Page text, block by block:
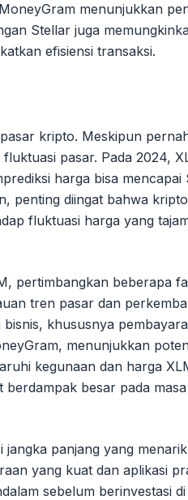
menunjukkan
Stellar juga
efisiensi transaksi.
kripto. Meskipun
pasar. Pada 2024,
harga bisa mencapai
penting diingat bahwa
fluktuasi harga yang
pertimbangkan beberapa
tren pasar dan
khususnya
menunjukkan
kegunaan dan harga
besar pada
jangka panjang yang
yang kuat dan aplikasi
sebelum berinvestasi